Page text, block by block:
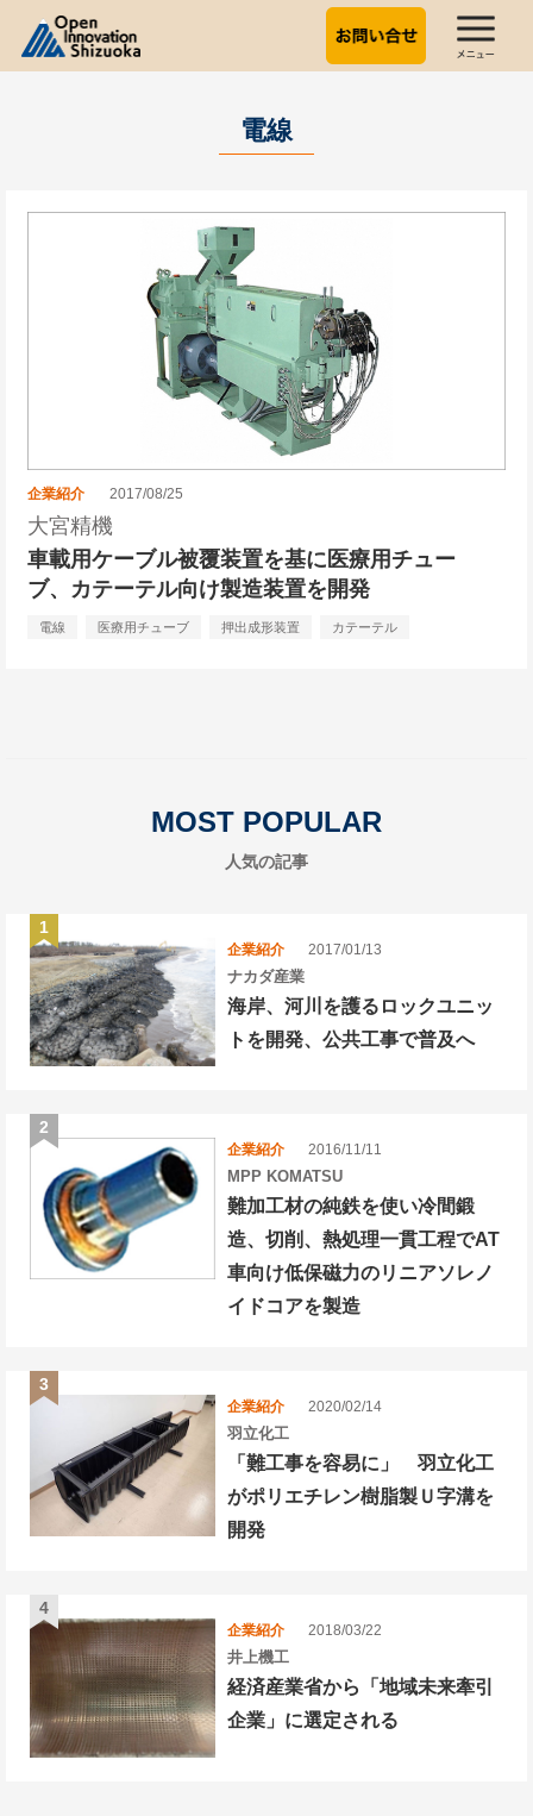
電線
企業紹介 2017/08/25
大宮精機
車載用ケーブル被覆装置を基に医療用チュー
ブ、カテーテル向け製造装置を開発
電線 医療用チューブ 押出成形装置 カテーテル
MOST POPULAR
人気の記事
企業紹介 2017/01/13
ナカダ産業
海岸、河川を護るロックユニッ
トを開発、公共工事で普及へ
企業紹介 2016/11/11
MPP KOMATSU
難加工材の純鉄を使い冷間鍛
造、切削、熱処理一貫工程でAT
車向け低保磁力のリニアソレノ
イドコアを製造
企業紹介 2020/02/14
羽立化工
「難工事を容易に」 羽立化工
がポリエチレン樹脂製Ｕ字溝を
開発
企業紹介 2018/03/22
井上機工
経済産業省から「地域未来牽引
企業」に選定される